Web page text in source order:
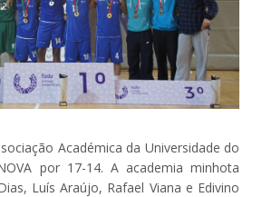
Académica da Universidade do
por 17-14. A academia minhota
Luís Araújo, Rafael Viana e Edivino